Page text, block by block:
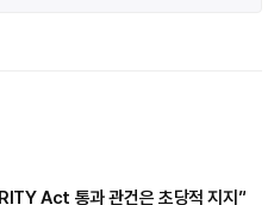
Act 통과 관건은 초당적 지지”